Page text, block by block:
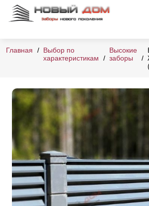
Главная
Выбор по
характеристикам
Высокие
заборы